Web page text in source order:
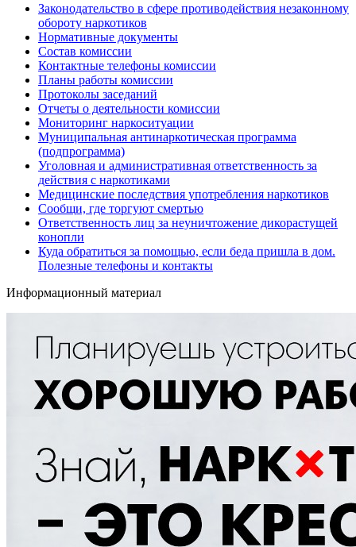
Законодательство в сфере противодействия незаконному
обороту наркотиков
Нормативные документы
Состав комиссии
Контактные телефоны комиссии
Планы работы комиссии
Протоколы заседаний
Отчеты о деятельности комиссии
Мониторинг наркоситуации
Муниципальная антинаркотическая программа
(подпрограмма)
Уголовная и административная ответственность за
действия с наркотиками
Медицинские последствия употребления наркотиков
Сообщи, где торгуют смертью
Ответственность лиц за неуничтожение дикорастущей
конопли
Куда обратиться за помощью, если беда пришла в дом.
Полезные телефоны и контакты
Информационный материал